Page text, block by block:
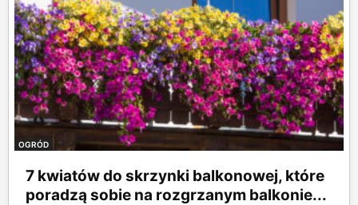
OGRÓD
7 kwiatów do skrzynki balkonowej, które
poradzą sobie na rozgrzanym balkonie...